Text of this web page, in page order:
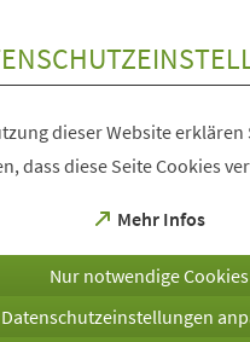
dieser Website erklären
dass diese Seite Cookies
Mehr Infos
(Öffnet
einem
Tab)
Nur notwendige Cookies
Datenschutzeinstellungen